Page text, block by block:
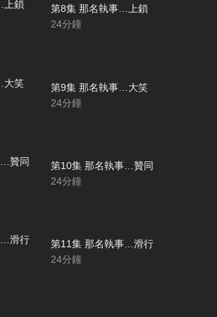
第8集 那名執事…上鎖
24分鐘
第9集 那名執事…大笑
24分鐘
第10集 那名執事…贊同
24分鐘
第11集 那名執事…滑行
24分鐘